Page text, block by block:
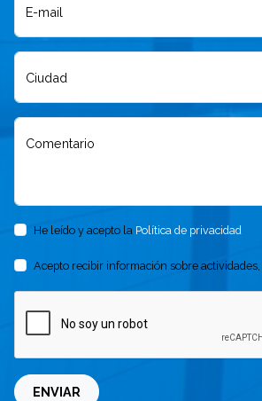
E-mail
Ciudad
Comentario
He leído y acepto la Política de privacidad
Acepto recibir información sobre
ENVIAR